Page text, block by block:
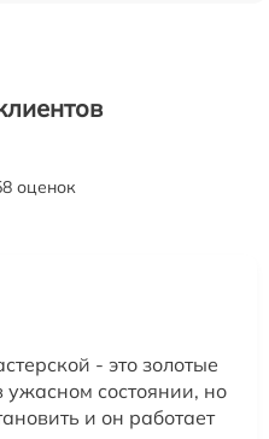
оценок
- это золотые
состоянии, но
и он работает